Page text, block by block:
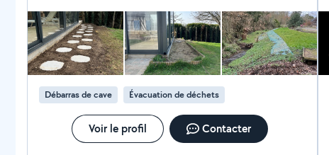
totalement !
Débarras de cave Évacuation de déchets
Voir le profil Contacter